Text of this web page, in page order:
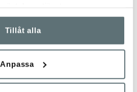
Tillåt alla
Anpassa